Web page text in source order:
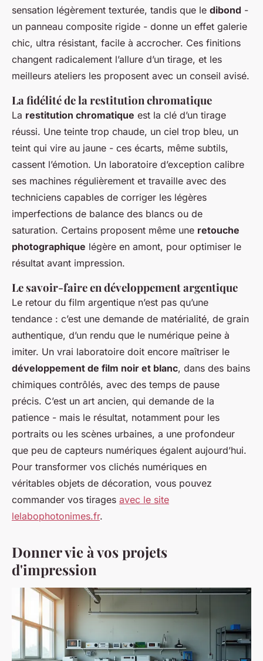
sensation légèrement texturée, tandis que le dibond -
un panneau composite rigide - donne un effet galerie
chic, ultra résistant, facile à accrocher. Ces finitions
changent radicalement l’allure d’un tirage, et les
meilleurs ateliers les proposent avec un conseil avisé.
La fidélité de la restitution chromatique
La restitution chromatique est la clé d’un tirage
réussi. Une teinte trop chaude, un ciel trop bleu, un
teint qui vire au jaune - ces écarts, même subtils,
cassent l’émotion. Un laboratoire d’exception calibre
ses machines régulièrement et travaille avec des
techniciens capables de corriger les légères
imperfections de balance des blancs ou de
saturation. Certains proposent même une retouche
photographique légère en amont, pour optimiser le
résultat avant impression.
Le savoir-faire en développement argentique
Le retour du film argentique n’est pas qu’une
tendance : c’est une demande de matérialité, de grain
authentique, d’un rendu que le numérique peine à
imiter. Un vrai laboratoire doit encore maîtriser le
développement de film noir et blanc, dans des bains
chimiques contrôlés, avec des temps de pause
précis. C’est un art ancien, qui demande de la
patience - mais le résultat, notamment pour les
portraits ou les scènes urbaines, a une profondeur
que peu de capteurs numériques égalent aujourd’hui.
Pour transformer vos clichés numériques en
véritables objets de décoration, vous pouvez
commander vos tirages avec le site
lelabophotonimes.fr.
Donner vie à vos projets
d'impression